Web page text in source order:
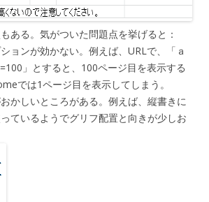
ある。気がついた問題点を挙げると：
ョンが効かない。例えば、URLで、「ａ
」とすると、100ページ目を表示する
では1ページ目を表示してしまう。
かしいところがある。例えば、縦書きに
ているようでグリフ配置と向きが少しお